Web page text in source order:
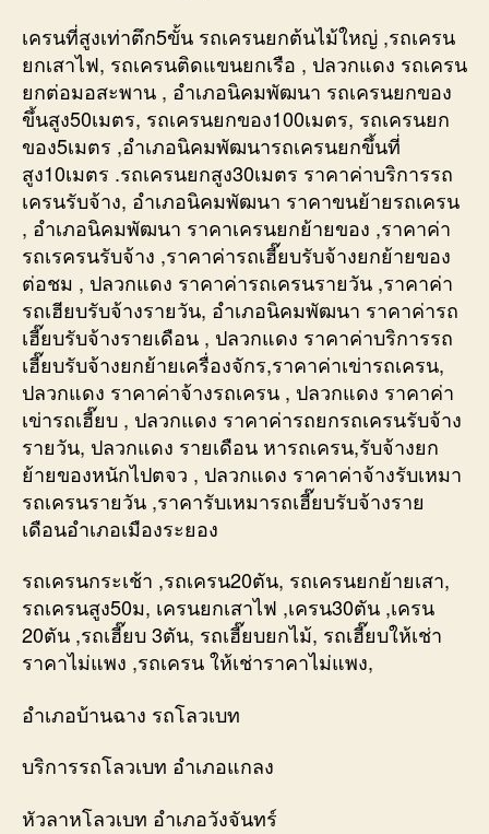
เครนที่สูงเท่าตึก5ขั้น รถเครนยกต้นไม้ใหญ่ ,รถเครน
ยกเสาไฟ, รถเครนติดแขนยกเรือ , ปลวกแดง รถเครน
ยกต่อมอสะพาน , อำเภอนิคมพัฒนา รถเครนยกของ
ขึ้นสูง50เมตร, รถเครนยกของ100เมตร, รถเครนยก
ของ5เมตร ,อำเภอนิคมพัฒนารถเครนยกขึ้นที่
สูง10เมตร .รถเครนยกสูง30เมตร ราคาค่าบริการรถ
เครนรับจ้าง, อำเภอนิคมพัฒนา ราคาขนย้ายรถเครน
, อำเภอนิคมพัฒนา ราคาเครนยกย้ายของ ,ราคาค่า
รถเรครนรับจ้าง ,ราคาค่ารถเฮี๊ยบรับจ้างยกย้ายของ
ต่อชม , ปลวกแดง ราคาค่ารถเครนรายวัน ,ราคาค่า
รถเฮียบรับจ้างรายวัน, อำเภอนิคมพัฒนา ราคาค่ารถ
เฮี๊ยบรับจ้างรายเดือน , ปลวกแดง ราคาค่าบริการรถ
เฮี๊ยบรับจ้างยกย้ายเครื่องจักร,ราคาค่าเข่ารถเครน,
ปลวกแดง ราคาค่าจ้างรถเครน , ปลวกแดง ราคาค่า
เข่ารถเฮี๊ยบ , ปลวกแดง ราคาค่ารถยกรถเครนรับจ้าง
รายวัน, ปลวกแดง รายเดือน หารถเครน,รับจ้างยก
ย้ายของหนักไปตจว , ปลวกแดง ราคาค่าจ้างรับเหมา
รถเครนรายวัน ,ราคารับเหมารถเฮี๊ยบรับจ้างราย
เดือนอำเภอเมืองระยอง
รถเครนกระเช้า ,รถเครน20ตัน, รถเครนยกย้ายเสา,
รถเครนสูง50ม, เครนยกเสาไฟ ,เครน30ตัน ,เครน
20ตัน ,รถเฮี๊ยบ 3ตัน, รถเฮี๊ยบยกไม้, รถเฮี๊ยบให้เช่า
ราคาไม่แพง ,รถเครน ให้เช่าราคาไม่แพง,
อำเภอบ้านฉาง รถโลวเบท
บริการรถโลวเบท อำเภอแกลง
หัวลาหโลวเบท อำเภอวังจันทร์